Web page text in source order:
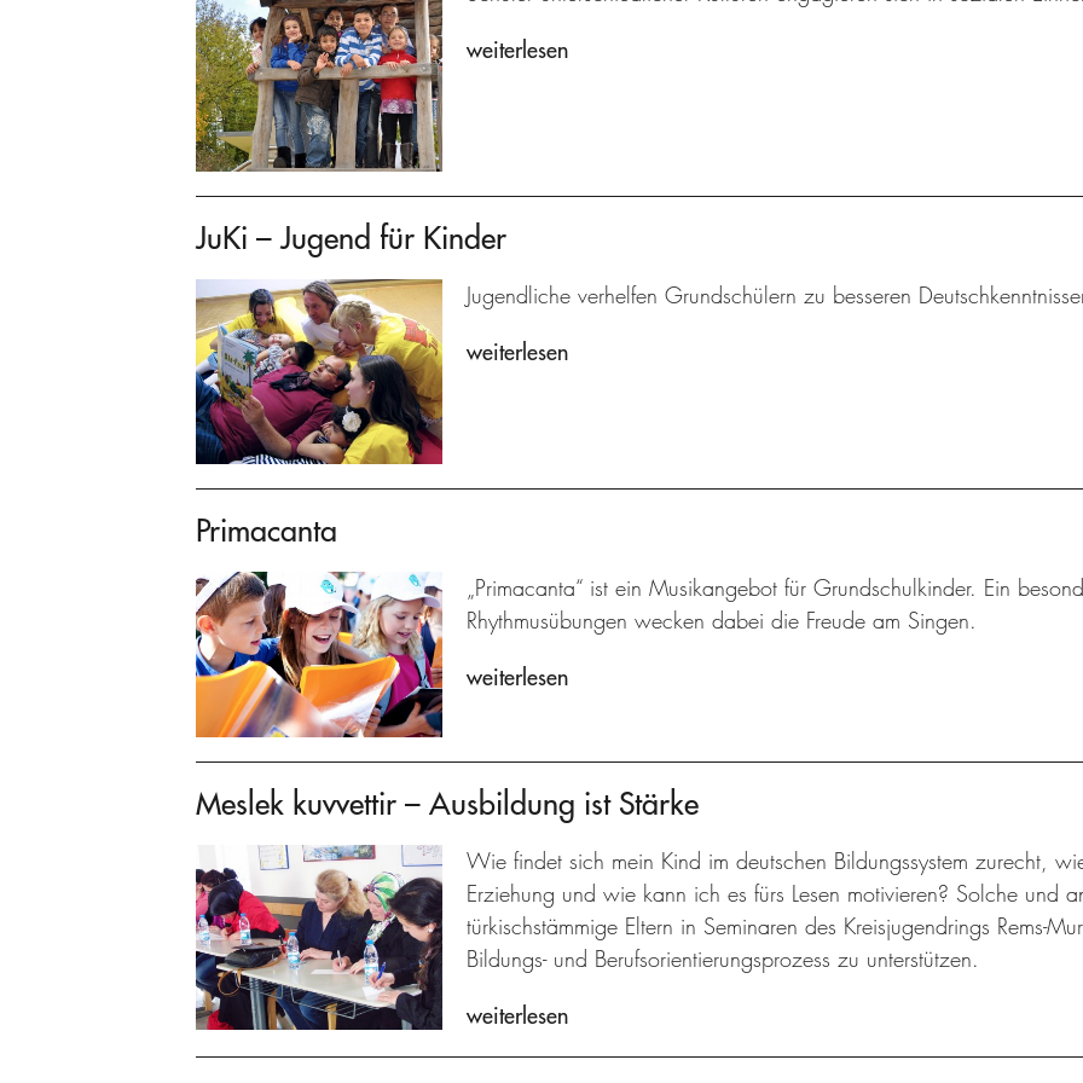
weiterlesen
JuKi – Jugend für Kinder
Jugendliche verhelfen Grundschülern zu besseren
weiterlesen
Primacanta
„Primacanta“ ist ein Musikangebot für Grundschulkinder. Ein
Rhythmusübungen wecken dabei die Freude am Singen.
weiterlesen
Meslek kuvvettir – Ausbildung ist Stärke
Wie findet sich mein Kind im deutschen Bildungssystem zurecht,
Erziehung und wie kann ich es fürs Lesen motivieren? Solche und
türkischstämmige Eltern in Seminaren des Kreisjugendrings Rems-
Bildungs- und Berufsorientierungsprozess zu unterstützen.
weiterlesen